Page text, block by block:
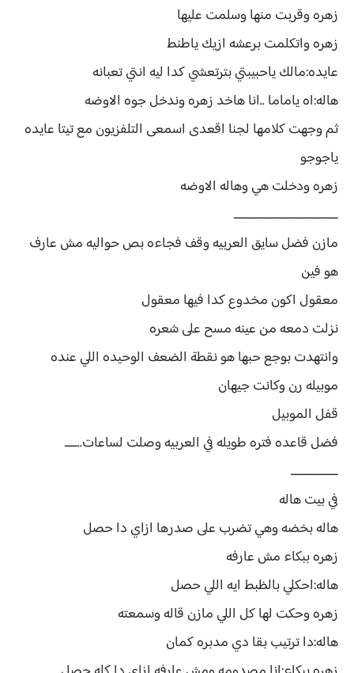
زهره وقربت منها وسلمت عليها
زهره واتكلمت برعشه ازيك ياطنط
عايده:مالك ياحبيبتي بترتعشي كدا ليه انتي تعبانه
هاله:اه ياماما ..انا هاخد زهره وندخل جوه الاوضه
ثم وجهت كلامها لجنا اقعدى اسمعى التلفزيون مع تيتا عايده
ياجوجو
زهره ودخلت هي وهاله الاوضه
ـــــــــــــــــــــــــــــــــ
مازن فضل سايق العربيه وقف فجاءه بص حواليه مش عارف
هو فين
معقول اكون مخدوع كدا فيها معقول
نزلت دمعه من عينه مسح على شعره
وانتهدت بوجع حبها هو نقطة الضعف الوحيده اللي عنده
موبيله رن وكانت جيهان
قفل الموبيل
فضل قاعده فتره طويله في العربيه وصلت لساعات..ــــ
ـــــــــــــــ
في بيت هاله
هاله بخضه وهي تضرب على صدرها ازاي دا حصل
زهره ببكاء مش عارفه
هاله:احكلي بالظبط ايه اللي حصل
زهره وحكت لها كل اللي مازن قاله وسمعته
هاله:دا ترتيب بقا دي مدبره كمان